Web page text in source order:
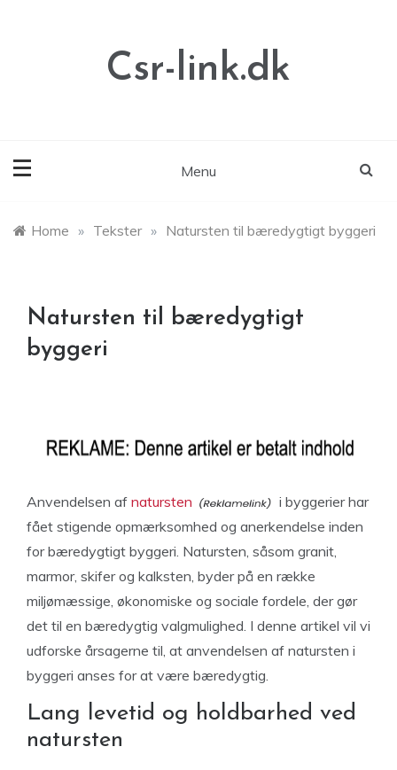
Csr-link.dk
Menu
Home » Tekster » Natursten til bæredygtigt byggeri
Natursten til bæredygtigt
byggeri
Anvendelsen af natursten
i byggerier har
fået stigende opmærksomhed og anerkendelse inden
for bæredygtigt byggeri. Natursten, såsom granit,
marmor, skifer og kalksten, byder på en række
miljømæssige, økonomiske og sociale fordele, der gør
det til en bæredygtig valgmulighed. I denne artikel vil vi
udforske årsagerne til, at anvendelsen af natursten i
byggeri anses for at være bæredygtig.
Lang levetid og holdbarhed ved
natursten